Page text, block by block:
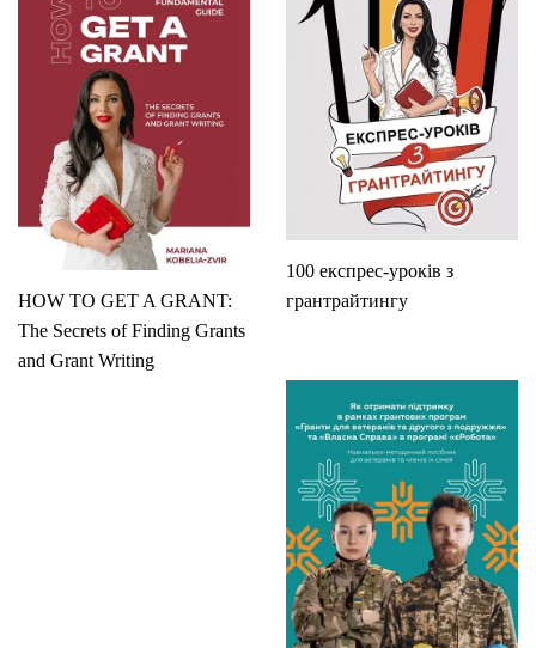
100 експрес-уроків з
грантрайтингу
HOW TO GET A GRANT:
The Secrets of Finding Grants
and Grant Writing